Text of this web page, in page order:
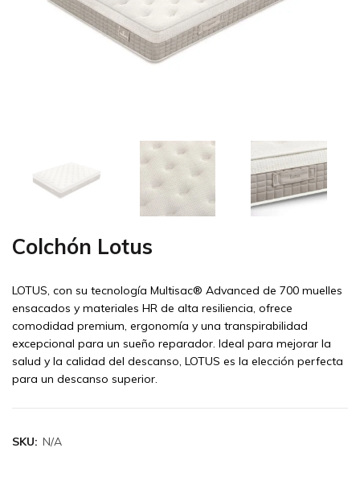
Colchón Lotus
LOTUS, con su tecnología Multisac® Advanced de 700 muelles
ensacados y materiales HR de alta resiliencia, ofrece
comodidad premium, ergonomía y una transpirabilidad
excepcional para un sueño reparador. Ideal para mejorar la
salud y la calidad del descanso, LOTUS es la elección perfecta
para un descanso superior.
SKU: N/A